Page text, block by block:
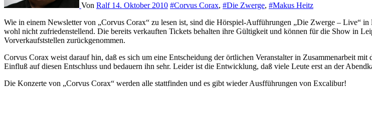
Von Ralf 14. Oktober 2010 #Corvus Corax, #Die Zwerge, #Makus Heitz
Wie in einem Newsletter von „Corvus Corax“ zu lesen ist, sind die Hörspiel-Aufführungen „Die Zwerge – Live“ in Halle und Erfurt von den Veranstaltern vor Ort abgesagt worden. Der Ticket-Vorverkauf war
wohl nicht zufriedenstellend. Die bereits verkauften Tickets behalten ihre Gültigkeit und können für die Show in
Vorverkaufststellen zurückgenommen.
Corvus Corax weist darauf hin, daß es sich um eine Entscheidung der örtlichen Veranstalter in Zusammenarbeit
Einfluß auf diesen Entschluss und bedauern ihn sehr. Leider ist die Entwicklung, daß viele Leute erst an der
Die Konzerte von „Corvus Corax“ werden alle stattfinden und es gibt wieder Ausfführungen von Excalibur!